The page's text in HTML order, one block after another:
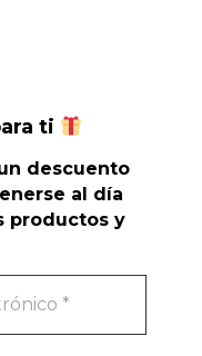
ti
descuento
al día
productos y